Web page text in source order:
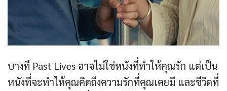
บางที Past Lives อาจไม่ใช่หนังที่ทำให้คุณรัก แต่เป็น
หนังที่จะทำให้คุณคิดถึงความรักที่คุณเคยมี และชีวิตที่